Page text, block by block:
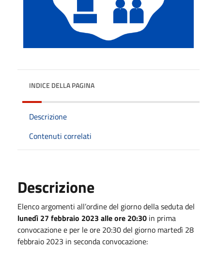
INDICE DELLA PAGINA
Descrizione
Contenuti correlati
Descrizione
Elenco argomenti all’ordine del giorno della seduta del
lunedì 27 febbraio 2023 alle ore 20:30 in prima
convocazione e per le ore 20:30 del giorno martedì 28
febbraio 2023 in seconda convocazione: